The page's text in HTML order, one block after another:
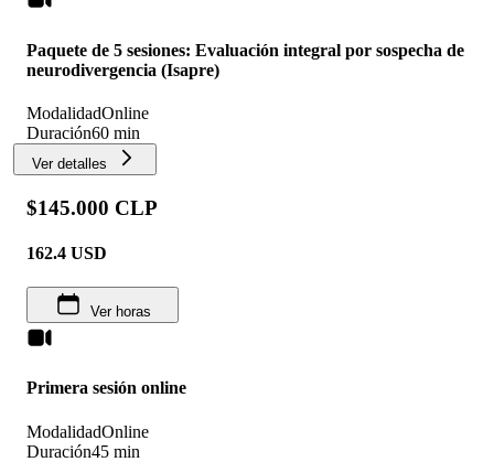
Paquete de 5 sesiones: Evaluación integral por sospecha de
neurodivergencia (Isapre)
ModalidadOnline
Duración60 min
Ver detalles
$145.000 CLP
162.4 USD
Ver horas
Primera sesión online
ModalidadOnline
Duración45 min